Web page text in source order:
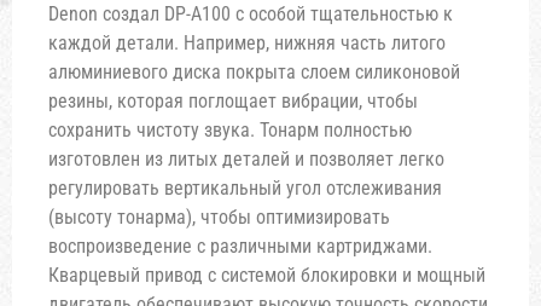
Denon создал DP-A100 с особой тщательностью к
каждой детали. Например, нижняя часть литого
алюминиевого диска покрыта слоем силиконовой
резины, которая поглощает вибрации, чтобы
сохранить чистоту звука. Тонарм полностью
изготовлен из литых деталей и позволяет легко
регулировать вертикальный угол отслеживания
(высоту тонарма), чтобы оптимизировать
воспроизведение с различными картриджами.
Кварцевый привод с системой блокировки и мощный